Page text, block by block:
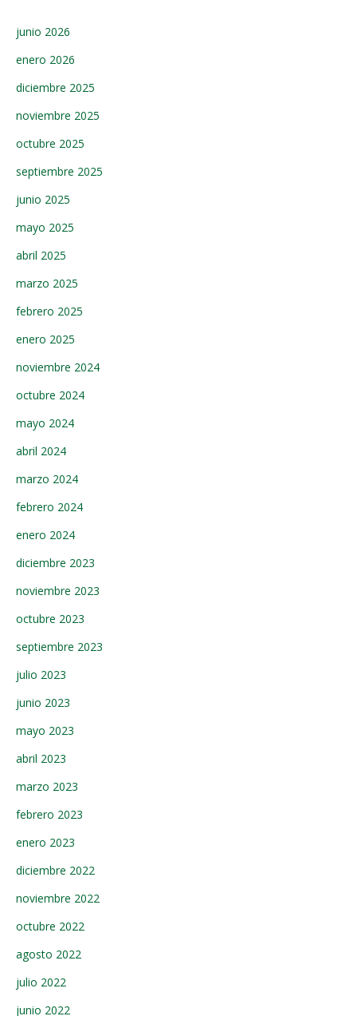
junio 2026
enero 2026
diciembre 2025
noviembre 2025
octubre 2025
septiembre 2025
junio 2025
mayo 2025
abril 2025
marzo 2025
febrero 2025
enero 2025
noviembre 2024
octubre 2024
mayo 2024
abril 2024
marzo 2024
febrero 2024
enero 2024
diciembre 2023
noviembre 2023
octubre 2023
septiembre 2023
julio 2023
junio 2023
mayo 2023
abril 2023
marzo 2023
febrero 2023
enero 2023
diciembre 2022
noviembre 2022
octubre 2022
agosto 2022
julio 2022
junio 2022